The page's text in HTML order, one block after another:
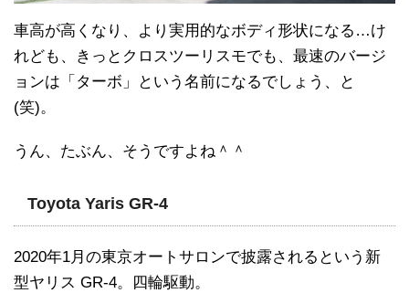
車高が高くなり、より実用的なボディ形状になる…け
れども、きっとクロスツーリスモでも、最速のバージ
ョンは「ターボ」という名前になるでしょう、と
(笑)。
うん、たぶん、そうですよね＾＾
Toyota Yaris GR-4
2020年1月の東京オートサロンで披露されるという新
型ヤリス GR-4。四輪駆動。